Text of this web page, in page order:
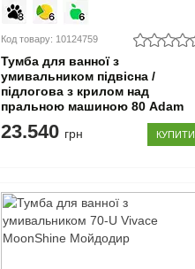
Код товару: 10124759
Тумба для ванної з
умивальником підвісна /
підлогова з крилом над
пральною машиною 80 Adam
140 L MoonShine Мойдодир
23.540 грн КУПИТИ